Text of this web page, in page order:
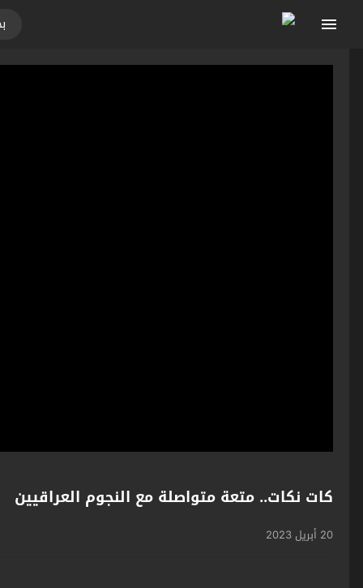
كات نكات.. متعة متواصلة مع النجوم العراقيين
20 أبريل 2023